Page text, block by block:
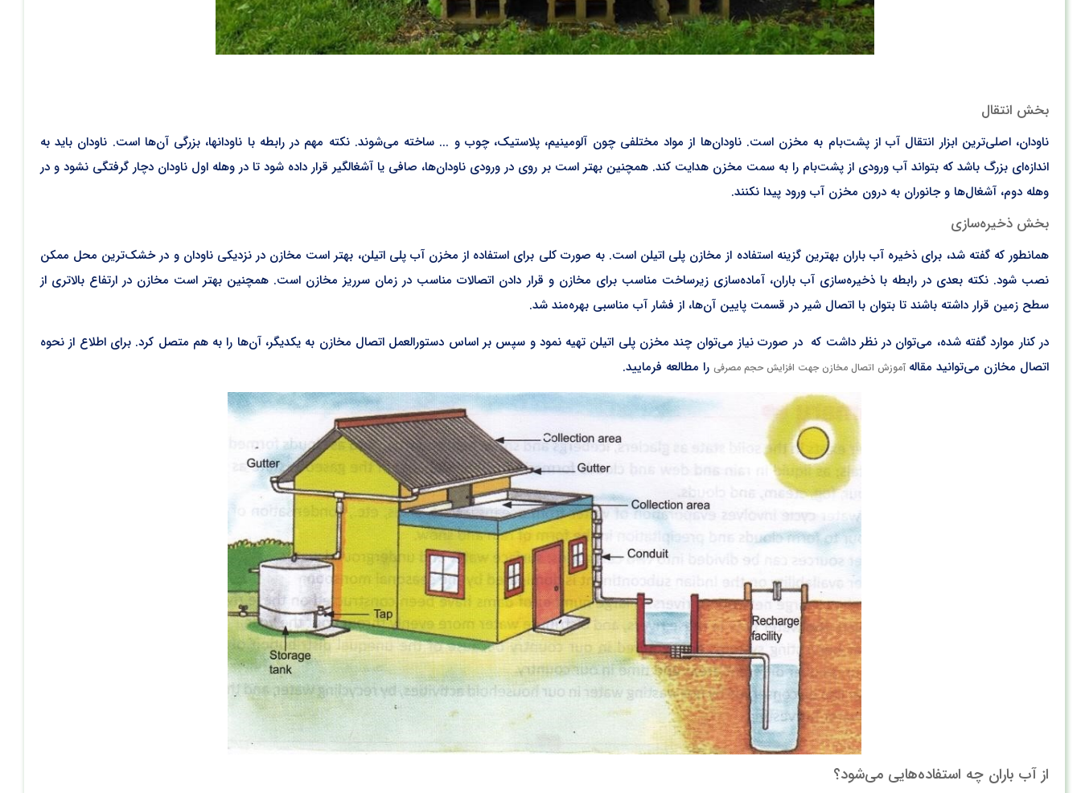
بخش انتقال
ناودان، اصلی‌ترین ابزار انتقال آب از پشت‌بام به مخزن است. ناودان‌ها از مواد مختلفی چون آلومینیم، پلاستیک، چوب و ... ساخته ‌می‌شوند. نکته مهم در رابطه با ناودانها، بزرگی آن‌ها است. ناودان باید به
اندازه‌ای بزرگ باشد که بتواند آب ورودی از پشت‌بام را به سمت مخزن هدایت کند. همچنین بهتر است بر روی در ورودی ناودان‌ها، صافی یا آشغالگیر قرار داده شود تا در وهله اول ناودان دچار گرفتگی نشود و در
وهله دوم، آشغال‌ها و جانوران به درون مخزن آب ورود پیدا نکنند.
بخش ذخیره‌سازی
همانطور که گفته شد، برای ذخیره آب باران بهترین گزینه استفاده از مخازن پلی اتیلن است. به صورت کلی برای استفاده از مخزن آب پلی اتیلن، بهتر است مخازن در نزدیکی ناودان و در خشک‌ترین محل ممکن
نصب شود. نکته بعدی در رابطه با ذخیره‌سازی آب باران، آماده‌سازی زیرساخت مناسب برای مخازن و قرار دادن اتصالات مناسب در زمان‌ سرریز مخازن است. همچنین بهتر است مخازن در ارتفاع بالاتری از
سطح زمین قرار داشته باشند تا بتوان با اتصال شیر در قسمت پایین آن‌ها، از فشار آب مناسبی بهره‌مند شد.
در کنار موارد گفته شده، می‌توان در نظر داشت که در صورت نیاز می‌توان چند مخزن پلی اتیلن تهیه نمود و سپس بر اساس دستورالعمل اتصال مخازن به یکدیگر، آن‌ها را به هم متصل کرد. برای اطلاع از نحوه
اتصال مخازن می‌توانید مقاله آموزش اتصال مخازن جهت افزایش حجم مصرفی را مطالعه فرمایید.
از آب باران چه استفاده‌هایی می‌شود؟